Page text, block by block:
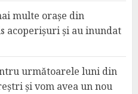
multe orașe din
acoperișuri și au inundat
următoarele luni din
și vom avea un nou